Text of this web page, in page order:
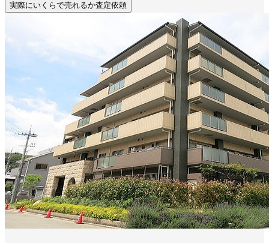
実際にいくらで売れるか査定依頼